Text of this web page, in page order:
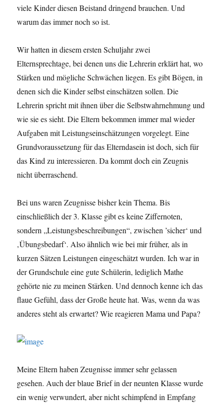
viele Kinder diesen Beistand dringend brauchen. Und
warum das immer noch so ist.
Wir hatten in diesem ersten Schuljahr zwei
Elternsprechtage, bei denen uns die Lehrerin erklärt hat, wo
Stärken und mögliche Schwächen liegen. Es gibt Bögen, in
denen sich die Kinder selbst einschätzen sollen. Die
Lehrerin spricht mit ihnen über die Selbstwahrnehmung und
wie sie es sieht. Die Eltern bekommen immer mal wieder
Aufgaben mit Leistungseinschätzungen vorgelegt. Eine
Grundvoraussetzung für das Elterndasein ist doch, sich für
das Kind zu interessieren. Da kommt doch ein Zeugnis
nicht überraschend.
Bei uns waren Zeugnisse bisher kein Thema. Bis
einschließlich der 3. Klasse gibt es keine Ziffernoten,
sondern „Leistungsbeschreibungen“, zwischen ’sicher‘ und
‚Übungsbedarf‘. Also ähnlich wie bei mir früher, als in
kurzen Sätzen Leistungen eingeschätzt wurden. Ich war in
der Grundschule eine gute Schülerin, lediglich Mathe
gehörte nie zu meinen Stärken. Und dennoch kenne ich das
flaue Gefühl, dass der Große heute hat. Was, wenn da was
anderes steht als erwartet? Wie reagieren Mama und Papa?
Meine Eltern haben Zeugnisse immer sehr gelassen
gesehen. Auch der blaue Brief in der neunten Klasse wurde
ein wenig verwundert, aber nicht schimpfend in Empfang